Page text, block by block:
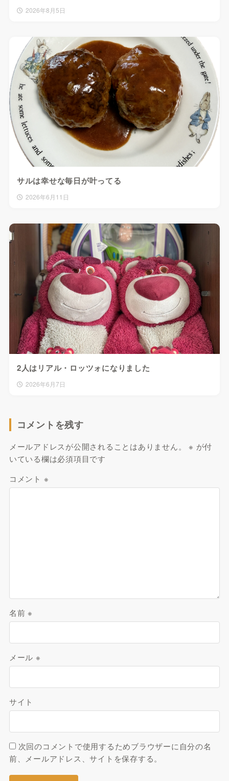
2026年8月5日
サルは幸せな毎日が叶ってる
2026年6月11日
2人はリアル・ロッツォになりました
2026年6月7日
コメントを残す
メールアドレスが公開されることはありません。 ※ が付
いている欄は必須項目です
コメント ※
名前※
メール ※
サイト
次回のコメントで使用するためブラウザーに自分の名
前、メールアドレス、サイトを保存する。